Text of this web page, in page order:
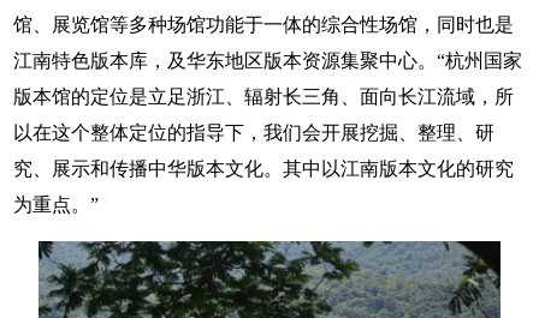
馆、展览馆等多种场馆功能于一体的综合性场馆，同时也是
江南特色版本库，及华东地区版本资源集聚中心。“杭州国家
版本馆的定位是立足浙江、辐射长三角、面向长江流域，所
以在这个整体定位的指导下，我们会开展挖掘、整理、研
究、展示和传播中华版本文化。其中以江南版本文化的研究
为重点。”